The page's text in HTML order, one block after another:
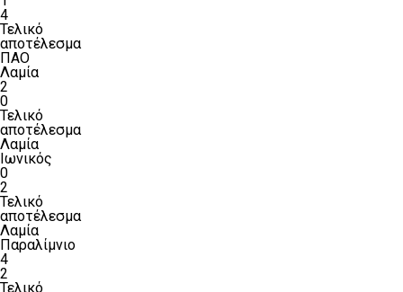
4
Τελικό
αποτέλεσμα
ΠΑΟ
Λαμία
2
0
Τελικό
αποτέλεσμα
Λαμία
Ιωνικός
0
2
Τελικό
αποτέλεσμα
Λαμία
Παραλίμνιο
4
2
Τελικό